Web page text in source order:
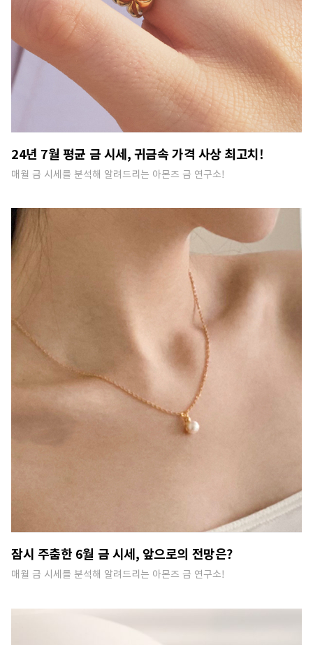
24년 7월 평균 금 시세, 귀금속 가격 사상 최고치!
매월 금 시세를 분석해 알려드리는 아몬즈 금 연구소!
잠시 주춤한 6월 금 시세, 앞으로의 전망은?
매월 금 시세를 분석해 알려드리는 아몬즈 금 연구소!